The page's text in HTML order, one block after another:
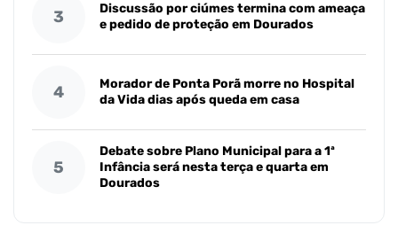
3
Discussão por ciúmes termina com ameaça
e pedido de proteção em Dourados
4
Morador de Ponta Porã morre no Hospital
da Vida dias após queda em casa
5
Debate sobre Plano Municipal para a 1ª
Infância será nesta terça e quarta em
Dourados